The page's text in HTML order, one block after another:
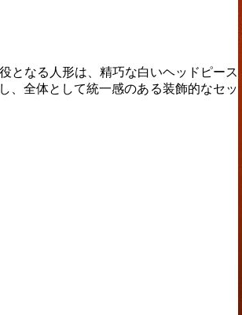
となる人形は、精巧な白いヘッドピース
、全体として統一感のある装飾的なセッ